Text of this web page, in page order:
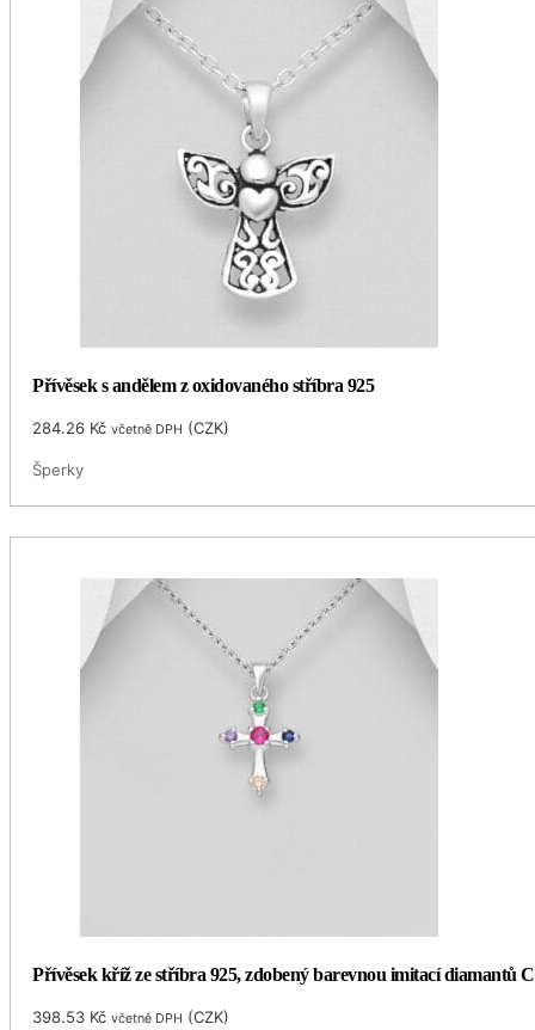
Přívěsek s andělem z oxidovaného stříbra 925
284.26 Kč včetně DPH (CZK)
Šperky
Přívěsek kříž ze stříbra 925, zdobený barevnou imitací diamantů
398.53 Kč včetně DPH (CZK)